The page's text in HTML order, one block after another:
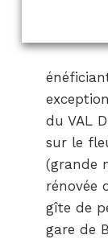
du VAL
sur le
(grande
rénovée
gîte de
gare de